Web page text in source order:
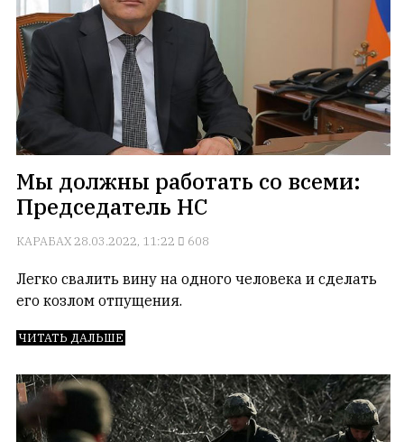
редакции
не
является
обязательным
условием
для
публикации.
мнения
публикуются,
даже
если
без
восторга.
Главный
—
Армен
фон
Геворкян
Мы должны работать со всеми:
Председатель НС
КАРАБАХ28.03.2022, 11:22 608
Легко свалить вину на одного человека и сделать
его козлом отпущения.
ЧИТАТЬ ДАЛЬШЕ